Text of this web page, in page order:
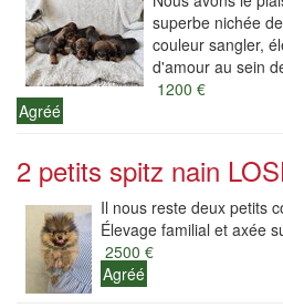
superbe nichée
couleur sangler,
d'amour au sein
1200 €
Agréé
2 petits spitz nain
Il nous reste deux petits
Élevage familial et axée
2500 €
Agréé